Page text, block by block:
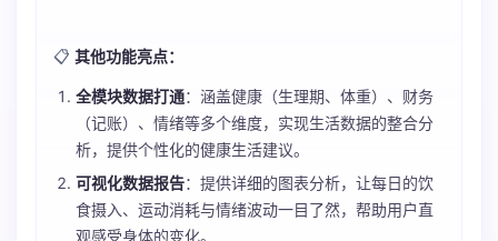
📋 其他功能亮点：
全模块数据打通：涵盖健康（生理期、体重）、财务
（记账）、情绪等多个维度，实现生活数据的整合分
析，提供个性化的健康生活建议。
可视化数据报告：提供详细的图表分析，让每日的饮
食摄入、运动消耗与情绪波动一目了然，帮助用户直
观感受身体的变化。